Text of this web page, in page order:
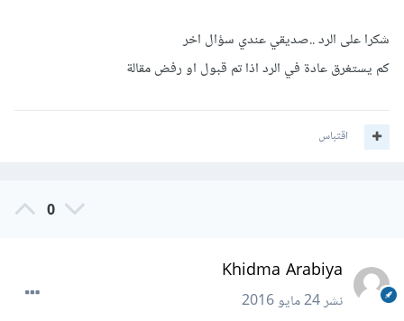
شكرا على الرد ..صديقي عندي سؤال اخر
كم يستغرق عادة في الرد اذا تم قبول او رفض مقالة
اقتباس
0
Khidma Arabiya
نشر24 مايو 2016